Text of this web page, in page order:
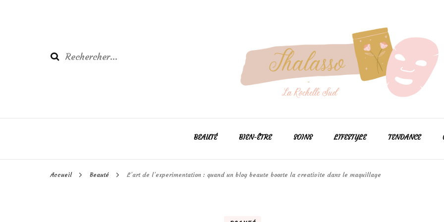
Rechercher :
Thalasso larochellesud
BEAUTÉ BIEN-ÊTRE SOINS LIFESTYLE TENDANCE
Accueil Beauté L’art de l’experimentation : quand un blog beaute booste la creativite dans le maquillage